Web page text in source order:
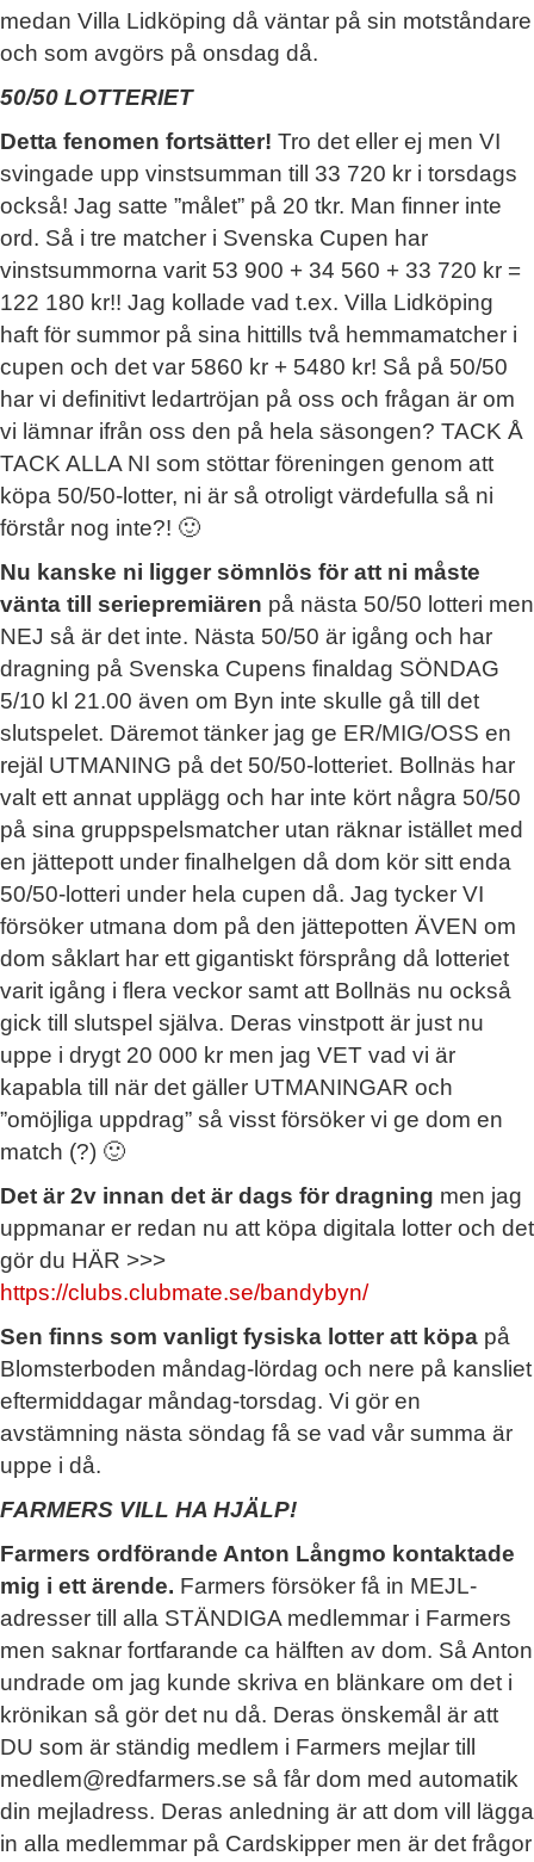
medan Villa Lidköping då väntar på sin motståndare
och som avgörs på onsdag då.
50/50 LOTTERIET
Detta fenomen fortsätter! Tro det eller ej men VI
svingade upp vinstsumman till 33 720 kr i torsdags
också! Jag satte ”målet” på 20 tkr. Man finner inte
ord. Så i tre matcher i Svenska Cupen har
vinstsummorna varit 53 900 + 34 560 + 33 720 kr =
122 180 kr!! Jag kollade vad t.ex. Villa Lidköping
haft för summor på sina hittills två hemmamatcher i
cupen och det var 5860 kr + 5480 kr! Så på 50/50
har vi definitivt ledartröjan på oss och frågan är om
vi lämnar ifrån oss den på hela säsongen? TACK Å
TACK ALLA NI som stöttar föreningen genom att
köpa 50/50-lotter, ni är så otroligt värdefulla så ni
förstår nog inte?! 🙂
Nu kanske ni ligger sömnlös för att ni måste
vänta till seriepremiären på nästa 50/50 lotteri men
NEJ så är det inte. Nästa 50/50 är igång och har
dragning på Svenska Cupens finaldag SÖNDAG
5/10 kl 21.00 även om Byn inte skulle gå till det
slutspelet. Däremot tänker jag ge ER/MIG/OSS en
rejäl UTMANING på det 50/50-lotteriet. Bollnäs har
valt ett annat upplägg och har inte kört några 50/50
på sina gruppspelsmatcher utan räknar istället med
en jättepott under finalhelgen då dom kör sitt enda
50/50-lotteri under hela cupen då. Jag tycker VI
försöker utmana dom på den jättepotten ÄVEN om
dom såklart har ett gigantiskt försprång då lotteriet
varit igång i flera veckor samt att Bollnäs nu också
gick till slutspel själva. Deras vinstpott är just nu
uppe i drygt 20 000 kr men jag VET vad vi är
kapabla till när det gäller UTMANINGAR och
”omöjliga uppdrag” så visst försöker vi ge dom en
match (?) 🙂
Det är 2v innan det är dags för dragning men jag
uppmanar er redan nu att köpa digitala lotter och det
gör du HÄR >>>
https://clubs.clubmate.se/bandybyn/
Sen finns som vanligt fysiska lotter att köpa på
Blomsterboden måndag-lördag och nere på kansliet
eftermiddagar måndag-torsdag. Vi gör en
avstämning nästa söndag få se vad vår summa är
uppe i då.
FARMERS VILL HA HJÄLP!
Farmers ordförande Anton Långmo kontaktade
mig i ett ärende. Farmers försöker få in MEJL-
adresser till alla STÄNDIGA medlemmar i Farmers
men saknar fortfarande ca hälften av dom. Så Anton
undrade om jag kunde skriva en blänkare om det i
krönikan så gör det nu då. Deras önskemål är att
DU som är ständig medlem i Farmers mejlar till
medlem@redfarmers.se så får dom med automatik
din mejladress. Deras anledning är att dom vill lägga
in alla medlemmar på Cardskipper men är det frågor